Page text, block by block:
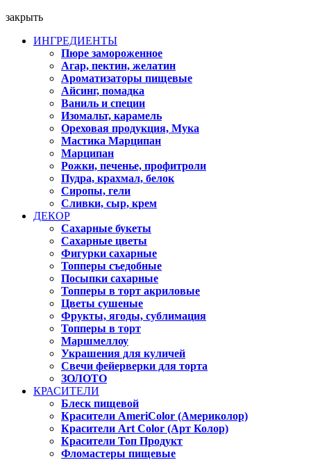
закрыть
ИНГРЕДИЕНТЫ
Пюре замороженное
Агар, пектин, желатин
Ароматизаторы пищевые
Айсинг, помадка
Ваниль и специи
Изомальт, карамель
Ореховая продукция, Мука
Мастика Марципан
Марципан
Рожки, печенье, профитроли
Пудра, крахмал, белок
Сиропы, гели
Сливки, сыр, крем
ДЕКОР
Сахарные букеты
Сахарные цветы
Фигурки сахарные
Топперы съедобные
Посыпки сахарные
Топперы в торт акриловые
Цветы сушеные
Фрукты, ягоды, сублимация
Топперы в торт
Маршмеллоу
Украшения для куличей
Свечи фейерверки для торта
ЗОЛОТО
КРАСИТЕЛИ
Блеск пищевой
Красители AmeriColor (Америколор)
Красители Art Color (Арт Колор)
Красители Топ Продукт
Фломастеры пищевые